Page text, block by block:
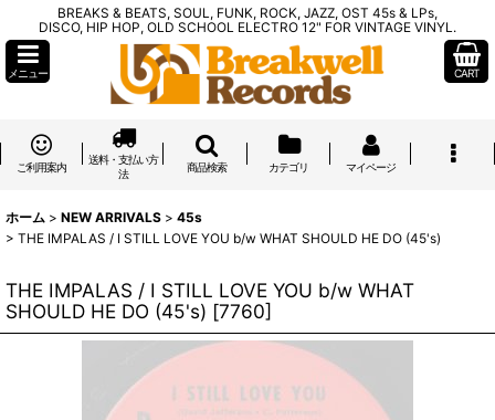
BREAKS & BEATS, SOUL, FUNK, ROCK, JAZZ, OST 45s & LPs,
DISCO, HIP HOP, OLD SCHOOL ELECTRO 12" FOR VINTAGE VINYL.
メニュー CART
ご利用案内
送料・支払い方
法
商品検索 カテゴリ マイページ
ホーム > NEW ARRIVALS > 45s
> THE IMPALAS / I STILL LOVE YOU b/w WHAT SHOULD HE DO (45's)
THE IMPALAS / I STILL LOVE YOU b/w WHAT
SHOULD HE DO (45's) [7760]